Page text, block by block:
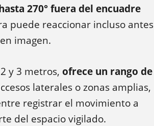
270° fuera del encuadre
puede reaccionar incluso antes
imagen.
y 3 metros,ofrece un rango de
laterales o zonas amplias,
registrar el movimiento a
del espacio vigilado.